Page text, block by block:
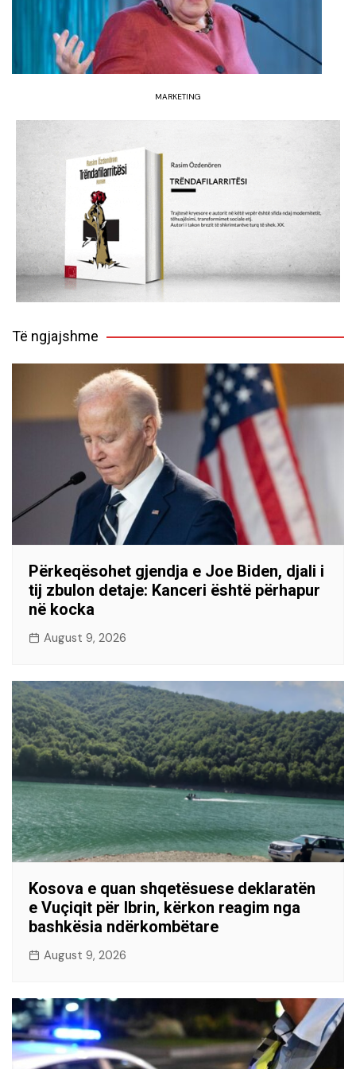
MARKETING
Të ngjajshme
Përkeqësohet gjendja e Joe Biden, djali i
tij zbulon detaje: Kanceri është përhapur
në kocka
August 9, 2026
Kosova e quan shqetësuese deklaratën
e Vuçiqit për Ibrin, kërkon reagim nga
bashkësia ndërkombëtare
August 9, 2026